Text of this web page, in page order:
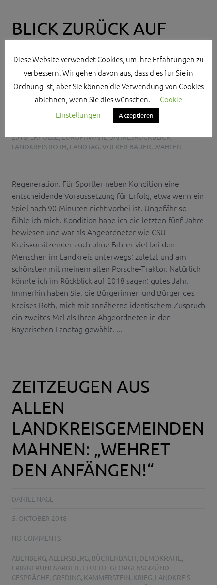
BLICK ZURÜCK AUF
DANIEL NAGL
20. DEZEMBER 2018
NO COMMENTS
2018,ERFOLGE,EUROPAWAHL,JAHRESRÜCKBLICK,
LANDKREIS ROTH, LANDTAG, VOLKER BAUER, WAHLEN
Regeneration. Für Sportler neben Kondition eine
entscheidende Voraussetzung für Erfolg, etwa wenn ein
Spiel nach 90 Minuten nicht vorbei ist. Ungefähr so
fühle ich mich. Kondition habe ich die letzten fünf Jahre
bewiesen und war als Abgeordneter wie CSU-
Kreisvorsitzender auch ohne Fahrer viel bei den
Menschen im Landkreis unterwegs; zuletzt und am
schönsten mit meinem alten Porsche-Traktor. Natürlich
könnte ich im Rückblick auf 2018 sagen: gutes Jahr.
Immerhin haben Sie, die Bürgerinnen und Bürger des
Kreises Roth, mich mit annähernd identischem Zuspruch
ein zweites Mal als Ihren Abgeordneten in den
Bayerischen Landtag gewählt. ...
ZEITZEUGEN AUS
ALLEN
LANDKREISGEMEINDEN
MAHNEN: „WEHRET
DEN ANFÄNGEN!“
DANIEL NAGL
5. OKTOBER 2018
NO COMMENTS
ABENBERG ALLERSBERG BÜCHENBACH DEMOKRATIE
ERINNERUNGSARBEIT, FLUCHT, GEORGENSGMÜND
GESPRÄCHE GREDING KAMMERSTEIN KRIEG LANDKREIS
Diese Website verwendet Cookies, um Ihre Erfahrungen zu
verbessern. Wir gehen davon aus, dass dies für Sie in
Ordnung ist, aber Sie können die Verwendung von Cookies
ablehnen, wenn Sie dies wünschen.
Cookie
Einstellungen
Akzeptieren